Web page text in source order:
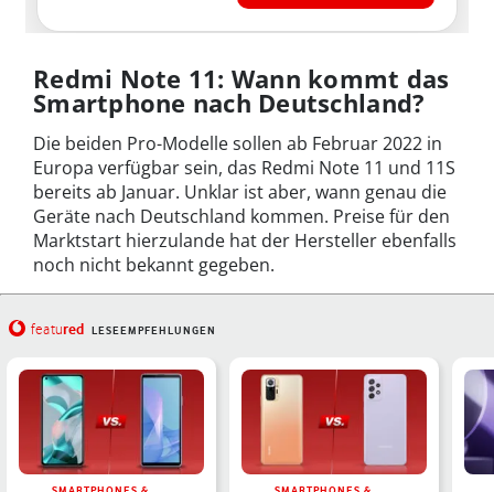
Redmi Note 11: Wann kommt das
Smartphone nach Deutschland?
Die beiden Pro-Modelle sollen ab Februar 2022 in
Europa verfügbar sein, das Redmi Note 11 und 11S
bereits ab Januar. Unklar ist aber, wann genau die
Geräte nach Deutschland kommen. Preise für den
Marktstart hierzulande hat der Hersteller ebenfalls
noch nicht bekannt gegeben.
featured LESEEMPFEHLUNGEN